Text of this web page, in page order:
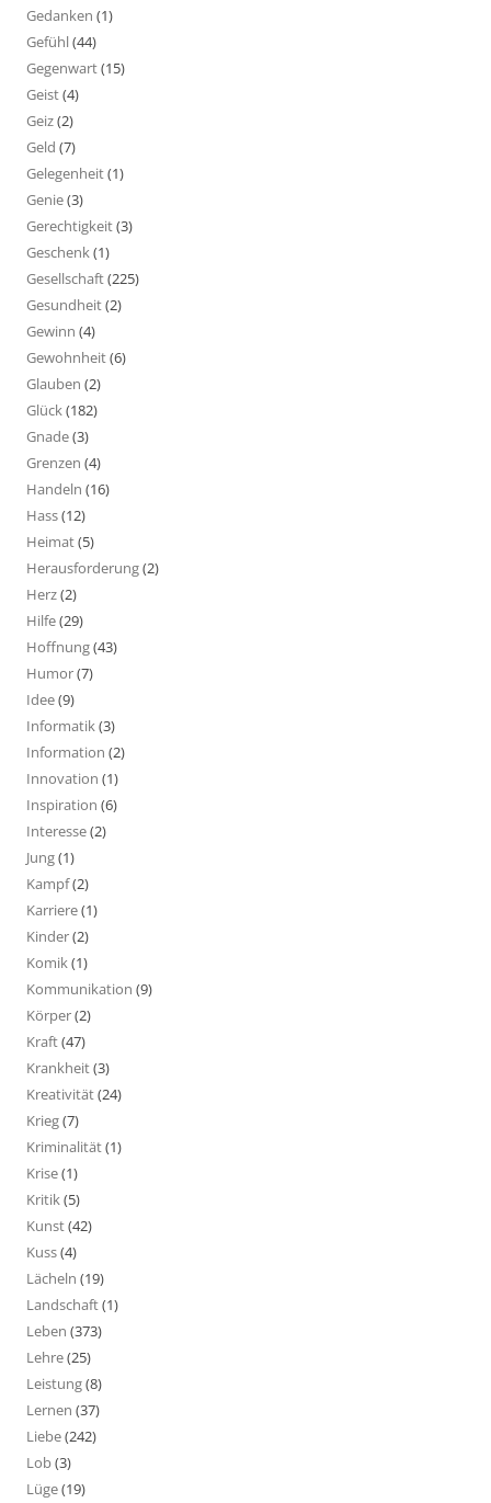
Gedanken (1)
Gefühl(44)
Gegenwart(15)
Geist(4)
Geiz(2)
Geld (7)
Gelegenheit(1)
Genie(3)
Gerechtigkeit(3)
Geschenk(1)
Gesellschaft(225)
Gesundheit(2)
Gewinn (4)
Gewohnheit(6)
Glauben (2)
Glück(182)
Gnade(3)
Grenzen (4)
Handeln (16)
Hass(12)
Heimat(5)
Herausforderung(2)
Herz(2)
Hilfe(29)
Hoffnung(43)
Humor(7)
Idee(9)
Informatik(3)
Information (2)
Innovation (1)
Inspiration (6)
Interesse(2)
Jung(1)
Kampf(2)
Karriere(1)
Kinder(2)
Komik(1)
Kommunikation (9)
Körper(2)
Kraft(47)
Krankheit(3)
Kreativität(24)
Krieg(7)
Kriminalität(1)
Krise(1)
Kritik(5)
Kunst(42)
Kuss(4)
Lächeln (19)
Landschaft(1)
Leben (373)
Lehre(25)
Leistung(8)
Lernen (37)
Liebe(242)
Lob(3)
Lüge(19)